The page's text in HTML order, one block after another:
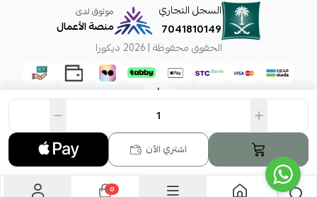
اشتري الآن
0
السجل التجاري
7041810149
موثوق لدى
منصة الأعمال
الحقوق محفوظة | 2026
ديكورا